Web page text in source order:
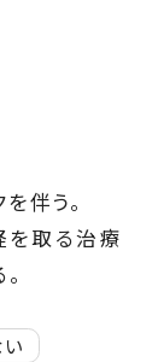
伴う。
を取る治療